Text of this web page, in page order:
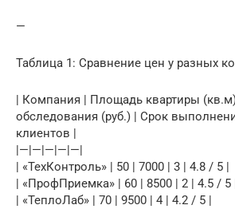
—
Таблица 1: Сравнение цен у разных
| Компания | Площадь квартиры
обследования (руб.) | Срок
клиентов |
|—|—|—|—|—|
| «ТехКонтроль» | 50 | 7000 | 3 | 4.8 / 5 |
| «ПрофПриемка» | 60 | 8500 | 2 | 4.5 / 5
| «ТеплоЛаб» | 70 | 9500 | 4 | 4.2 / 5 |